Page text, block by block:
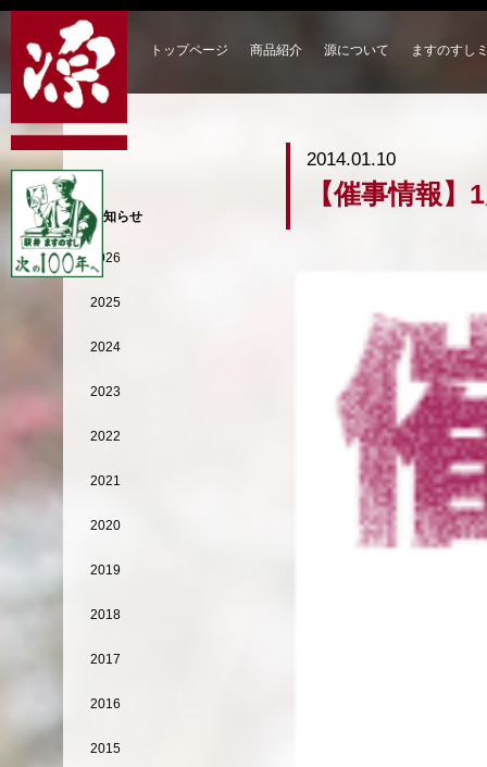
トップページ 商品紹介 源について ますのすし
2014.01.10
【催事情報】
お知らせ
2026
2025
2024
2023
2022
2021
2020
2019
2018
2017
2016
2015